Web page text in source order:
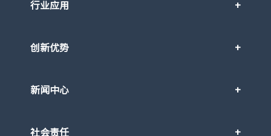
行业应用
创新优势
新闻中心
社会责任